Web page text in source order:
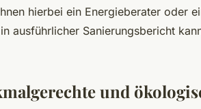
hierbei ein Energieberater oder
ausführlicher Sanierungsbericht
und